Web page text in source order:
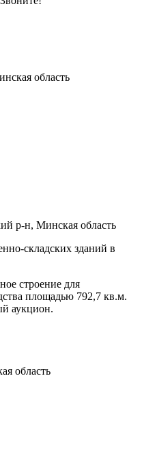
область
р-н, Минская область
складских зданий в
строение для
площадью 792,7 кв.м.
аукцион.
область